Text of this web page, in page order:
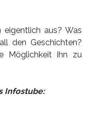
aus? Was
den Geschichten?
Möglichkeit ihn zu
Infostube: